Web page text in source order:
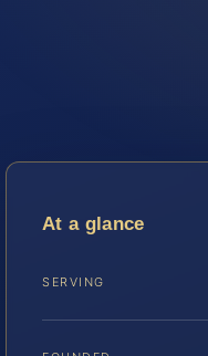
At a glance
SERVING